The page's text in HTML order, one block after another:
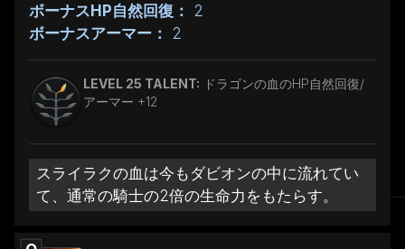
ボーナスHP自然回復：
2
ボーナスアーマー：
2
LEVEL 25 TALENT: ドラゴンの血のHP自然回復/
アーマー +12
スライラクの血は今もダビオンの中に流れてい
て、通常の騎士の2倍の生命力をもたらす。